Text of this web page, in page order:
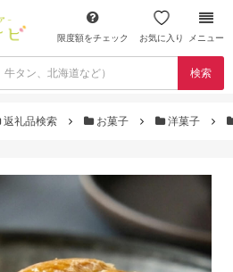
限度額をチェック お気に入り メニュー
検索
返礼品検索 お菓子 洋菓子